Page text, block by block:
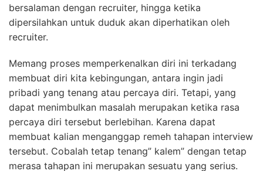
bersalaman dengan recruiter, hingga ketika
dipersilahkan untuk duduk akan diperhatikan oleh
recruiter.
Memang proses memperkenalkan diri ini terkadang
membuat diri kita kebingungan, antara ingin jadi
pribadi yang tenang atau percaya diri. Tetapi, yang
dapat menimbulkan masalah merupakan ketika rasa
percaya diri tersebut berlebihan. Karena dapat
membuat kalian menganggap remeh tahapan interview
tersebut. Cobalah tetap tenang” kalem” dengan tetap
merasa tahapan ini merupakan sesuatu yang serius.